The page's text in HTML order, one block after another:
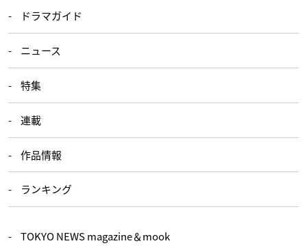
ドラマガイド
ニュース
特集
連載
作品情報
ランキング
TOKYO NEWS magazine＆mook